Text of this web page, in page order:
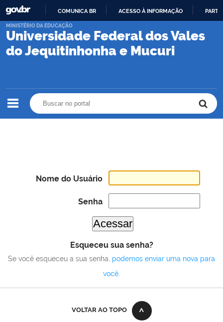
PARA
CONTEÚDO
COMUNICA BR ACESSO À INFORMAÇÃO
Universidade Federal dos Vales
do Jequitinhonha e Mucuri
MINISTÉRIO DA EDUCAÇÃO
Nome do Usuário
Senha
Esqueceu sua senha?
Se você esqueceu a sua senha, podemos enviar uma nova para
você
VOLTAR AO TOPO